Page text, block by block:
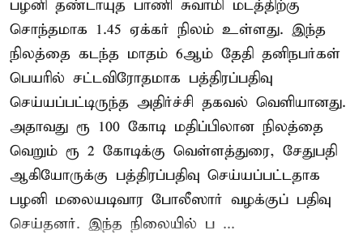
பழனி தண்டாயுத பாணி சுவாமி மடத்திற்கு
சொந்தமாக 1.45 ஏக்கர் நிலம் உள்ளது. இந்த
நிலத்தை கடந்த மாதம் 6ஆம் தேதி தனிநபர்கள்
பெயரில் சட்டவிரோதமாக பத்திரப்பதிவு
செய்யப்பட்டிருந்த அதிர்ச்சி தகவல் வெளியானது.
அதாவது ரூ 100 கோடி மதிப்பிலான நிலத்தை
வெறும் ரூ 2 கோடிக்கு வெள்ளத்துரை, சேதுபதி
ஆகியோருக்கு பத்திரப்பதிவு செய்யப்பட்டதாக
பழனி மலையடிவார போலீஸார் வழக்குப் பதிவு
செய்தனர். இந்த நிலையில் ப ...